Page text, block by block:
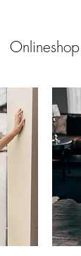
Onlineshop